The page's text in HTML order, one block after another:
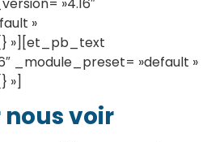
»
»][et_pb_text
_module_preset= »default »
»]
voir